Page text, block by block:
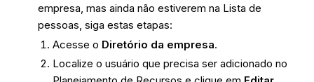
empresa, mas ainda não estiverem na Lista de
pessoas, siga estas etapas:
Acesse o Diretório da empresa.
Localize o usuário que precisa ser adicionado no